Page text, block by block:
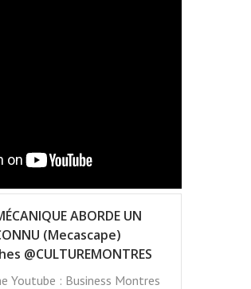
ABORDE UN
(Mecascape)
@CULTUREMONTRES
Youtube : Business Montres